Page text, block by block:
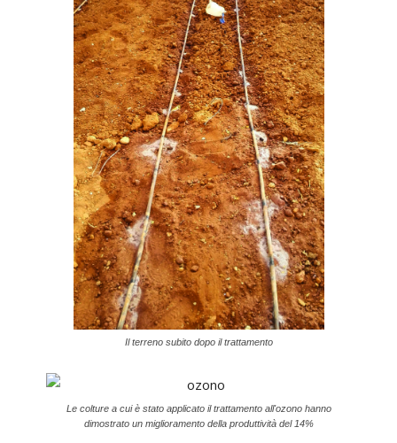
Il terreno subito dopo il trattamento
Le colture a cui è stato applicato il trattamento all'ozono hanno
dimostrato un miglioramento della produttività del 14%